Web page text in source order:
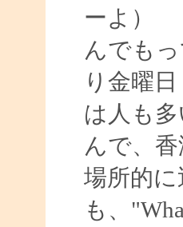
ーよ）
んでも
り金曜日
は人も
んで、
場所的
も、